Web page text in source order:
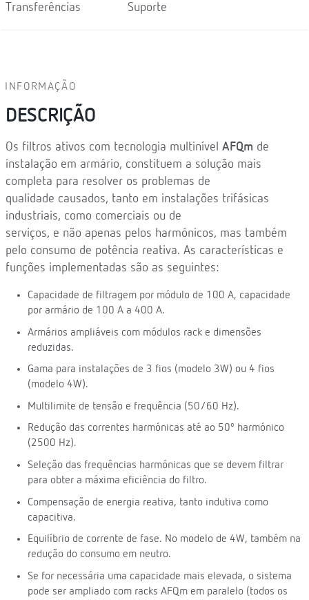
Transferências Suporte
INFORMAÇÃO
DESCRIÇÃO
Os filtros ativos com tecnologia multinível AFQm de
instalação em armário, constituem a solução mais
completa para resolver os problemas de
qualidade causados, tanto em instalações trifásicas
industriais, como comerciais ou de
serviços, e não apenas pelos harmónicos, mas também
pelo consumo de potência reativa. As características e
funções implementadas são as seguintes:
Capacidade de filtragem por módulo de 100 A, capacidade
por armário de 100 A a 400 A.
Armários ampliáveis com módulos rack e dimensões
reduzidas.
Gama para instalações de 3 fios (modelo 3W) ou 4 fios
(modelo 4W).
Multilimite de tensão e frequência (50/60 Hz).
Redução das correntes harmónicas até ao 50º harmónico
(2500 Hz).
Seleção das frequências harmónicas que se devem filtrar
para obter a máxima eficiência do filtro.
Compensação de energia reativa, tanto indutiva como
capacitiva.
Equilíbrio de corrente de fase. No modelo de 4W, também na
redução do consumo em neutro.
Se for necessária uma capacidade mais elevada, o sistema
pode ser ampliado com racks AFQm em paralelo (todos os